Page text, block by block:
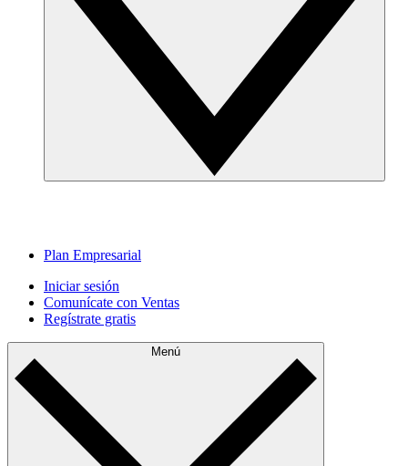
Plan Empresarial
Iniciar sesión
Comunícate con Ventas
Regístrate gratis
Menú